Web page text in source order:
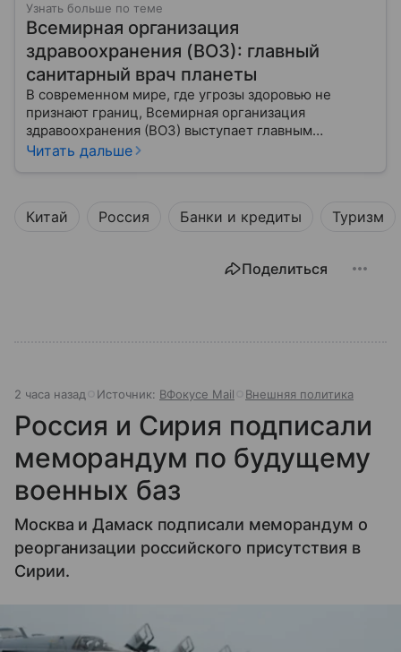
Узнать больше по теме
Всемирная организация
здравоохранения (ВОЗ): главный
санитарный врач планеты
В современном мире, где угрозы здоровью не
признают границ, Всемирная организация
здравоохранения (ВОЗ) выступает главным
координатором глобального здравоохранения. Эта
миллиардов людей. Как устроен этот «командный
Читать дальше
Китай Россия Банки и кредиты Туризм
Поделиться
2 часа назад Источник: ВФокусе Mail Внешняя политика
Россия и Сирия подписали
меморандум по будущему
военных баз
Москва и Дамаск подписали меморандум о
реорганизации российского присутствия в
Сирии.